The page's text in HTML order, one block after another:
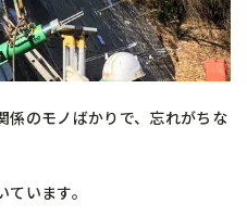
係のモノばかりで、忘れがちな
います。